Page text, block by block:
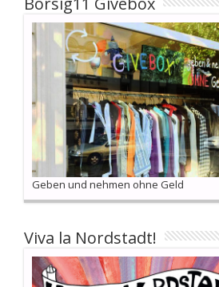
Geben und nehmen ohne Geld
Viva la Nordstadt!